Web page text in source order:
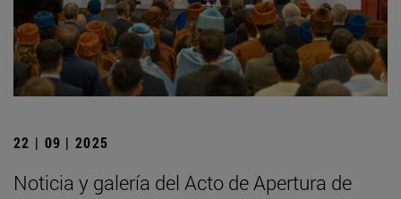
22 | 09 | 2025
Noticia y galería del Acto de Apertura de